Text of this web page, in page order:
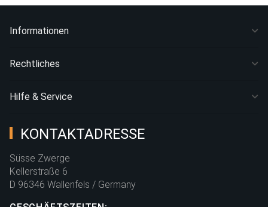
Informationen
Rechtliches
Hilfe & Service
KONTAKTADRESSE
Süsse Zwerge
Kellerstraße 6
D 96346 Wallenfels / Germany